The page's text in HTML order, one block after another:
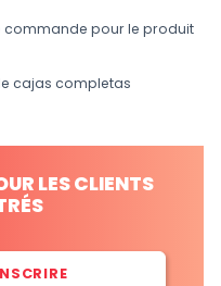
commande pour le produit
cajas completas
LES CLIENTS